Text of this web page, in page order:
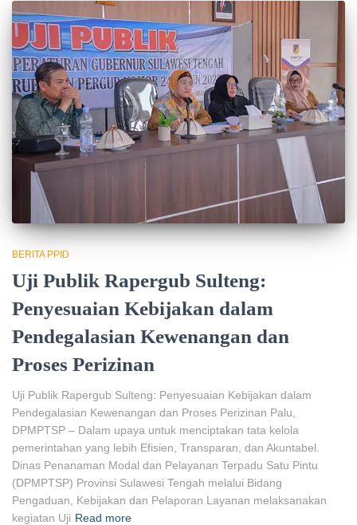
BERITA PPID
Uji Publik Rapergub Sulteng:
Penyesuaian Kebijakan dalam
Pendegalasian Kewenangan dan
Proses Perizinan
Uji Publik Rapergub Sulteng: Penyesuaian Kebijakan dalam
Pendegalasian Kewenangan dan Proses Perizinan Palu,
DPMPTSP – Dalam upaya untuk menciptakan tata kelola
pemerintahan yang lebih Efisien, Transparan, dan Akuntabel.
Dinas Penanaman Modal dan Pelayanan Terpadu Satu Pintu
(DPMPTSP) Provinsi Sulawesi Tengah melalui Bidang
Pengaduan, Kebijakan dan Pelaporan Layanan melaksanakan
kegiatan Uji Read more